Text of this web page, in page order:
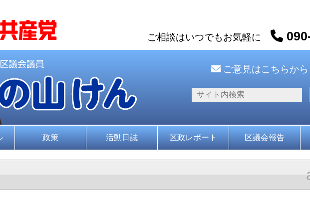
ご相談はいつでもお気軽に
ご意見はこちらから
政策 活動日誌 区政レポート 区議会報告